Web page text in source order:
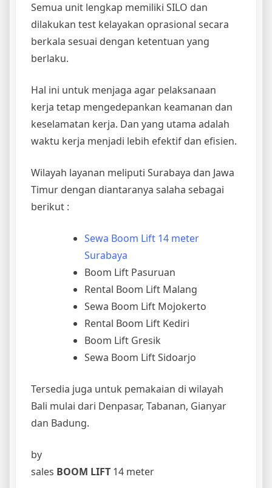
Semua unit lengkap memiliki SILO dan
dilakukan test kelayakan oprasional secara
berkala sesuai dengan ketentuan yang
berlaku.
Hal ini untuk menjaga agar pelaksanaan
kerja tetap mengedepankan keamanan dan
keselamatan kerja. Dan yang utama adalah
waktu kerja menjadi lebih efektif dan efisien.
Wilayah layanan meliputi Surabaya dan Jawa
Timur dengan diantaranya salaha sebagai
berikut :
Sewa Boom Lift 14 meter
Surabaya
Boom Lift Pasuruan
Rental Boom Lift Malang
Sewa Boom Lift Mojokerto
Rental Boom Lift Kediri
Boom Lift Gresik
Sewa Boom Lift Sidoarjo
Tersedia juga untuk pemakaian di wilayah
Bali mulai dari Denpasar, Tabanan, Gianyar
dan Badung.
by
sales BOOM LIFT 14 meter